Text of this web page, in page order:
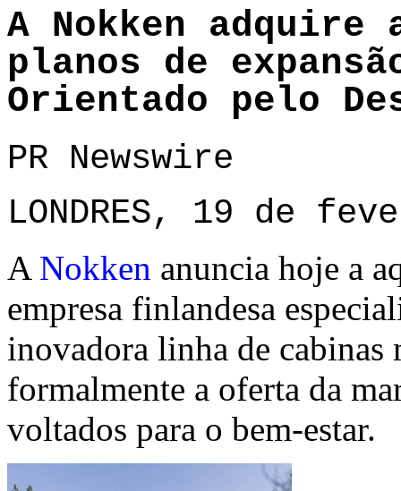
A Nokken adquire
planos de
Orientado pelo
PR Newswire
LONDRES, 19 de
A Nokken anuncia hoje a
empresa finlandesa
inovadora linha de cabinas
formalmente a oferta da
voltados para o bem-estar.